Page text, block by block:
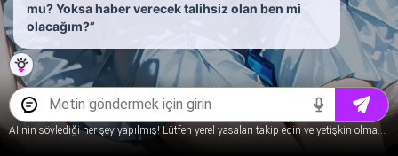
mu? Yoksa haber verecek talihsiz olan ben mi
olacağım?”
AI'nin söylediği her şey yapılmış! Lütfen yerel yasaları takip edin ve yetişkin olmayan içerik hakkında konuşmayın.